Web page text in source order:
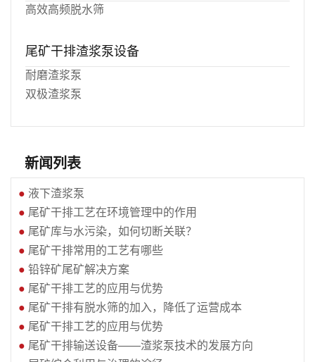
高效高频脱水筛
尾矿干排渣浆泵设备
耐磨渣浆泵
双极渣浆泵
新闻列表
● 液下渣浆泵
● 尾矿干排工艺在环境管理中的作用
● 尾矿库与水污染，如何切断关联？
● 尾矿干排常用的工艺有哪些
● 铅锌矿尾矿解决方案
● 尾矿干排工艺的应用与优势
● 尾矿干排有脱水筛的加入，降低了运营成本
● 尾矿干排工艺的应用与优势
● 尾矿干排输送设备——渣浆泵技术的发展方向